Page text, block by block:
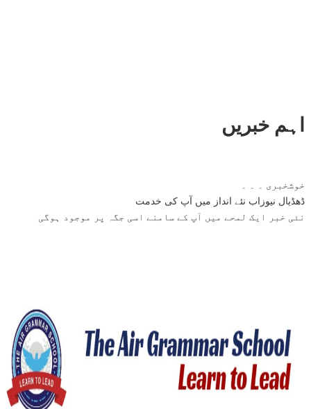
اہم خبریں
ڈھڈیال نیوزاب نئے انداز میں آپ کی خدمت
نئی خبر ایک لمحے میں آپ کے سامنے اسی جگہ پر موجود ہوگی